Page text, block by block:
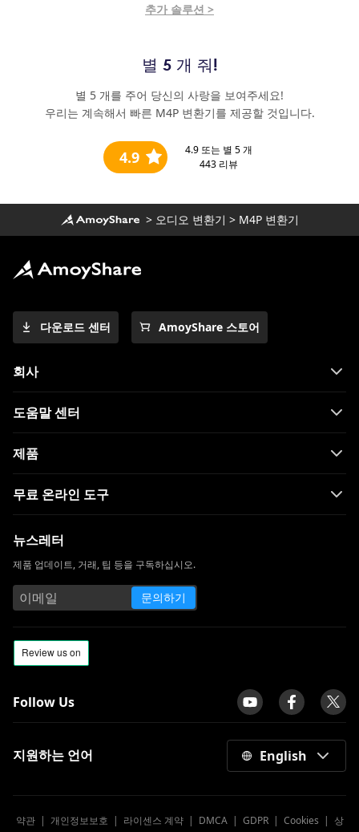
추가 솔루션 >
별 5 개 줘!
별 5 개를 주어 당신의 사랑을 보여주세요!
우리는 계속해서 빠른 M4P 변환기를 제공할 것입니다.
4.9 4.9 또는 별 5 개
443 리뷰
> 오디오 변환기 > M4P 변환기
다운로드 센터 AmoyShare 스토어
회사
도움말 센터
제품
무료 온라인 도구
뉴스레터
제품 업데이트, 거래, 팁 등을 구독하십시오.
문의하기
Follow Us
지원하는 언어 English
약관| 개인정보보호 | 라이센스 계약| DMCA| GDPR| Cookies | 상